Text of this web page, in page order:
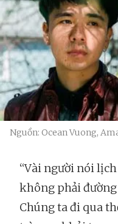
Nguồn: Ocean Vuong,
“Vài người nói
không phải
Chúng ta đi qua